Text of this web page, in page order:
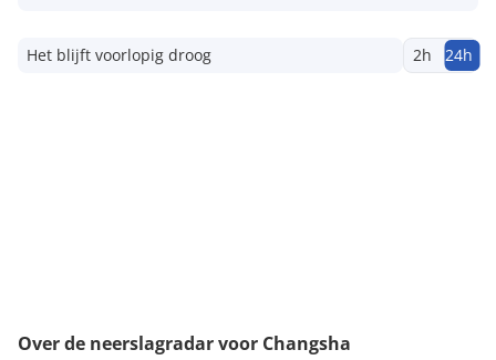
Het blijft voorlopig droog 2h 24h
Over de neerslagradar voor Changsha